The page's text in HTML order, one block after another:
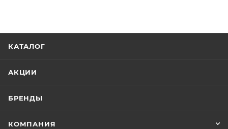
КАТАЛОГ
АКЦИИ
БРЕНДЫ
КОМПАНИЯ